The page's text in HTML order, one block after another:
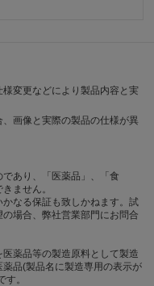
変更などにより製品内容と実
画像と実際の製品の仕様が異
あり、「医薬品」、「食
ません。
なる保証も致しかねます。試
場合、弊社営業部門にお問合
薬品等の製造原料として製造
品(製品名に製造専用の表示が
。